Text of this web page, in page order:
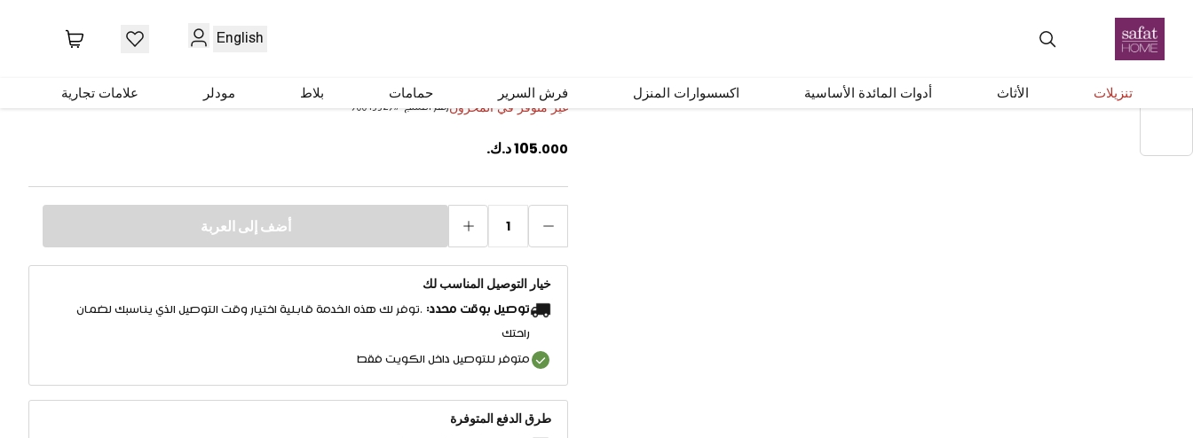
English
تنزيلات الأثاث أدوات المائدة الأساسية اكسسوارات المنزل فرش السرير حمامات بلاط مودلر علامات تجارية
غير متوفر في المخزونرقم المنتج #
90045529
105.000 د.ك.
1 أضف إلى العربة
خيار التوصيل المناسب لك
توصيل بوقت محدد: .توفر لك هذه الخدمة قابلية اختيار وقت التوصيل الذي يناسبك لضمان
راحتك
متوفر للتوصيل داخل الكويت فقط
طرق الدفع المتوفرة